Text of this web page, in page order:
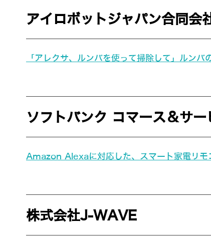
アイロボットジャパン合同会
「アレクサ、ルンバを使って掃除して」ルン
ソフトバンク コマース＆サ
Amazon Alexaに対応した、スマート家電リモ
株式会社J-WAVE